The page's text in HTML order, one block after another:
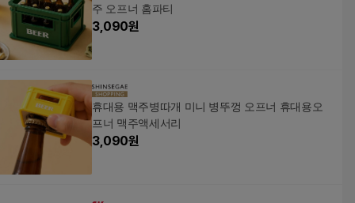
주 오프너 홈파티
3,090원
휴대용 맥주병따개 미니 병뚜껑 오프너 휴대용오
프너 맥주액세서리
3,090원